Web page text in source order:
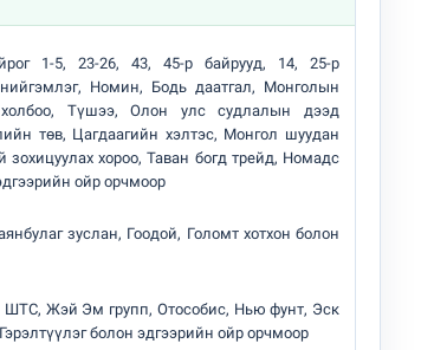
1-5, 23-26, 43, 45-р байрууд, 14, 25-р
Номин, Бодь даатгал, Монголын
холбоо, Түшээ, Олон улс судлалын дээд
төв, Цагдаагийн хэлтэс, Монгол шуудан
хороо, Таван богд трейд, Номадс
ойр орчмоор
зуслан, Гоодой, Голомт хотхон болон
Жэй Эм групп, Отособис, Нью фунт, Эск
болон эдгээрийн ойр орчмоор